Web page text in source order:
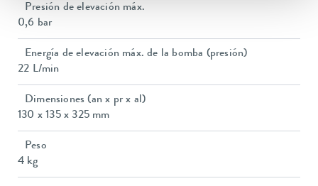
Presión de elevación máx.
0,6 bar
Energía de elevación máx. de la bomba (presión)
22 L/min
Dimensiones (an x pr x al)
130 x 135 x 325 mm
Peso
4 kg